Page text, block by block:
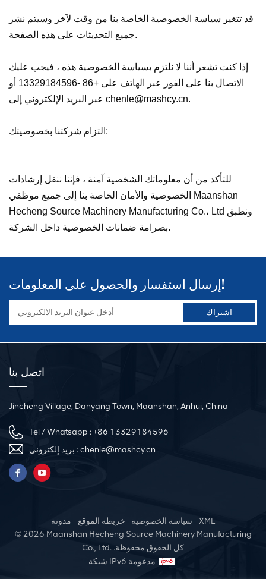
قد تتغير سياسة الخصوصية الخاصة بنا من وقت لآخر وسيتم نشر
جميع التحديثات على هذه الصفحة.
إذا كنت تشعر أننا لا نلتزم بسياسة الخصوصية هذه ، فيجب عليك
الاتصال بنا على الفور عبر الهاتف على +86 -13329184596 أو
عبر البريد الإلكتروني إلى chenle@mashcy.cn.
التزام شركتنا بخصوصيتك:
للتأكد من أن معلوماتك الشخصية آمنة ، فإننا ننقل إرشادات
الخصوصية والأمان الخاصة بنا إلى جميع موظفي Maanshan
Hecheng Source Machinery Manufacturing Co.، Ltd ونطبق
بصرامة ضمانات الخصوصية داخل الشركة.
إرسال استفسار والحصول على المعلومات!
اتصل بنا
Jincheng Village, Danyang Town, Maanshan, Anhui, China
Tel / Whatsapp :+86 13329184596
بريد إلكتروني :chenle@mashcy.cn
مدونة خريطة الموقع سياسة الخصوصية
XML
© 2026 Maanshan Hecheng Source Machinery Manufacturing
Co., Ltd. .كل الحقوق محفوظة
شبكة IPv6 مدعومة